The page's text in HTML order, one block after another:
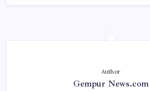
Author
Gempur News.com